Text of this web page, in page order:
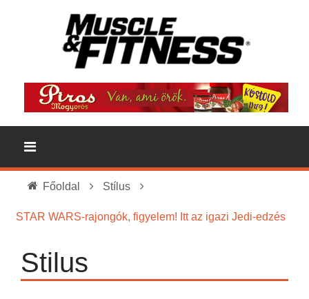
Főoldal Stílus
STAR WARS-rajongók, figyelem! Itt az igazi Jedi-edzés
Stilus